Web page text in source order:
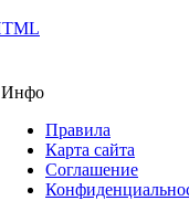
Инфо
Правила
Карта сайта
Соглашение